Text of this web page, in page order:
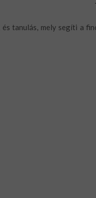
tanulás, mely segíti a